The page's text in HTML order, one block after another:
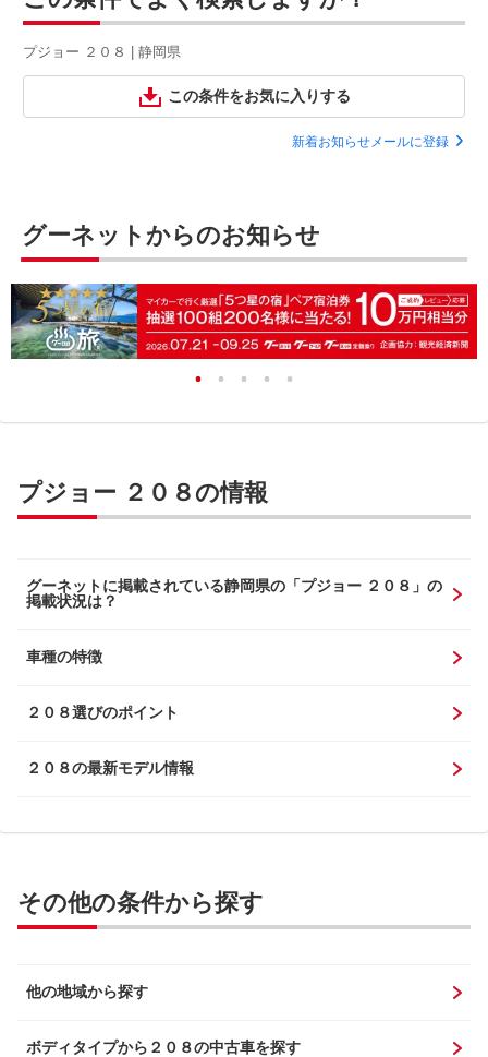
プジョー ２０８ | 静岡県
この条件をお気に入りする
新着お知らせメールに登録
グーネットからのお知らせ
プジョー ２０８の情報
グーネットに掲載されている静岡県の「プジョー ２０８」の
掲載状況は？
車種の特徴
２０８選びのポイント
２０８の最新モデル情報
その他の条件から探す
他の地域から探す
ボディタイプから２０８の中古車を探す